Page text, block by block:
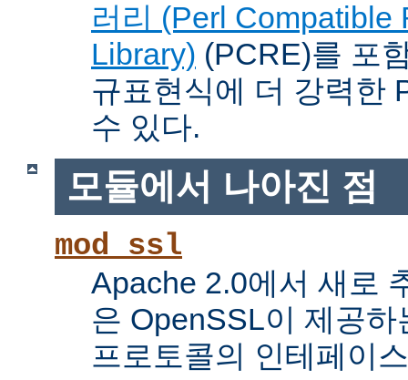
러리 (Perl Compatible
Library) (PCRE)를 포
규표현식에 더 강력한
수 있다.
모듈에서 나아진 점
mod_ssl
Apache 2.0에서 새로
은 OpenSSL이 제공
프로토콜의 인테페이